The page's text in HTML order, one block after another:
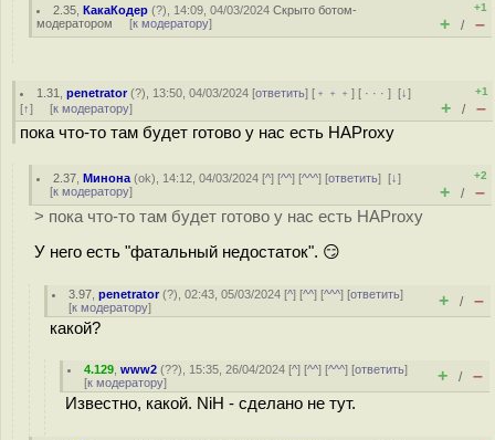
2.35 ,КакаКодер (?), 14:09, 04/03/2024Скрыто ботом-
модератором [к модератору]
+1
+ / –
1.31 ,penetrator(?), 13:50, 04/03/2024 [ответить] [ ﹢﹢﹢] [ · · ·][↓]
[↑] [к модератору]
+1
+ / –
пока что-то там будет готово у нас есть HAProxy
2.37 ,Минона (ok), 14:12, 04/03/2024 [^] [^^] [^^^] [ответить][↓]
[к модератору]
+2
+ / –
> пока что-то там будет готово у нас есть HAProxy
У него есть "фатальный недостаток". 😏
3.97 ,penetrator(?), 02:43, 05/03/2024 [^] [^^] [^^^] [ответить]
[к модератору] + / –
какой?
4.129 ,www2 (??), 15:35, 26/04/2024 [^] [^^] [^^^] [ответить]
[к модератору] + / –
Известно, какой. NiH - сделано не тут.